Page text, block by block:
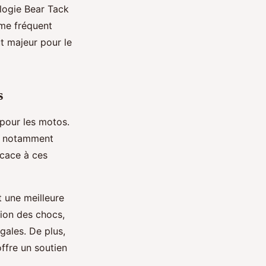
Bear Tack
fréquent
majeur pour le
les motos.
à ces
une meilleure
des chocs,
De plus,
un soutien